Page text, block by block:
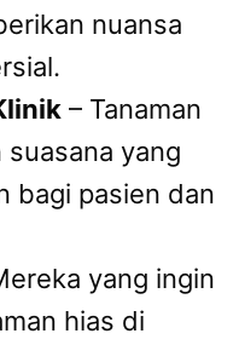
nuansa
– Tanaman
yang
bagi pasien dan
yang ingin
hias di